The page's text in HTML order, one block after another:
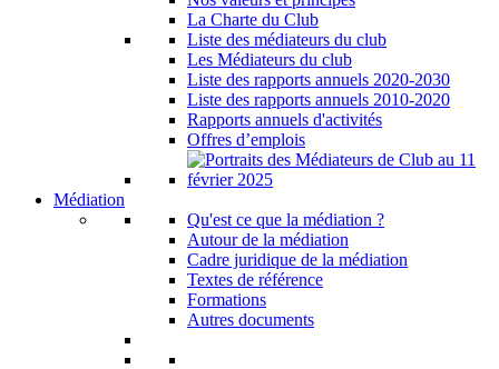
La Charte du Club
Liste des médiateurs du club
Les Médiateurs du club
Liste des rapports annuels 2020-2030
Liste des rapports annuels 2010-2020
Rapports annuels d'activités
Offres d’emplois
Médiation
Qu'est ce que la médiation ?
Autour de la médiation
Cadre juridique de la médiation
Textes de référence
Formations
Autres documents